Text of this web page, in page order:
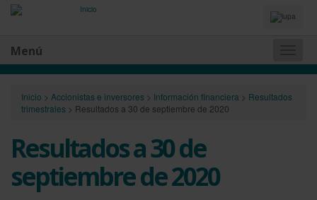
Idiomas
y
Menú
Inicio > Accionistas e inversores > Información financiera > Resultados
trimestrales > Resultados a 30 de septiembre de 2020
Resultados a 30 de
septiembre de 2020